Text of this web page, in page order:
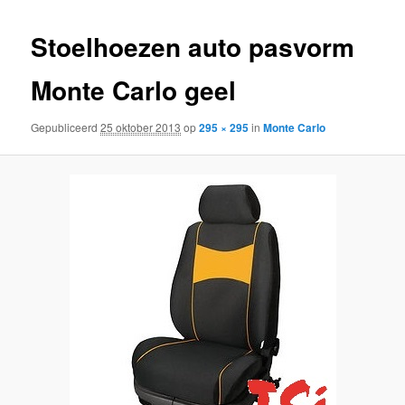
Stoelhoezen auto pasvorm
Monte Carlo geel
Gepubliceerd25 oktober 2013 op295 × 295inMonte Carlo